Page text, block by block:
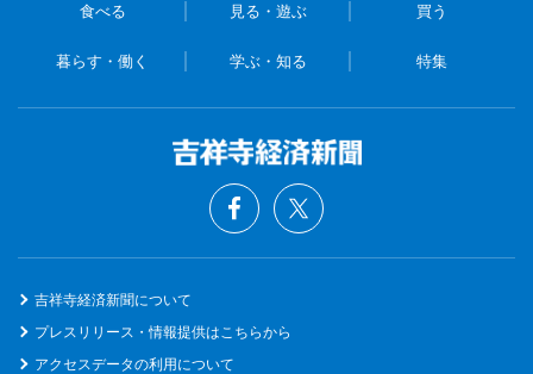
食べる 見る・遊ぶ 買う
暮らす・働く 学ぶ・知る 特集
吉祥寺経済新聞について
プレスリリース・情報提供はこちらから
アクセスデータの利用について